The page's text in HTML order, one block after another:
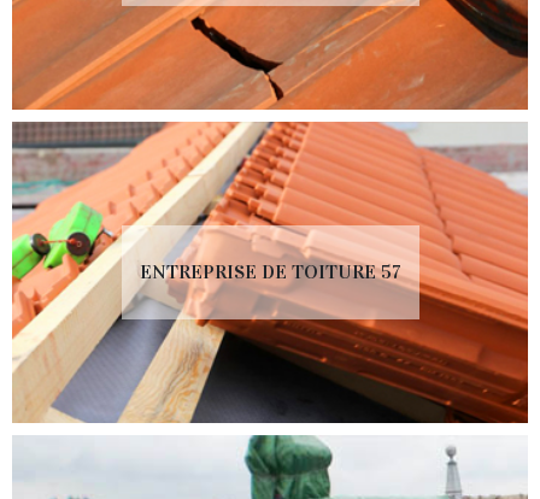
ENTREPRISE DE TOITURE 57